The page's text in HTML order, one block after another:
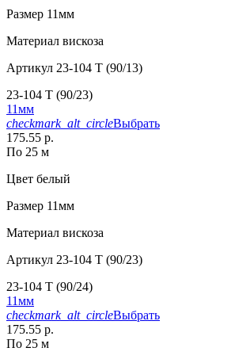
Размер 11мм
Материал вискоза
Артикул 23-104 T (90/13)
23-104 T (90/23)
11мм
checkmark_alt_circleВыбрать
175.55 р.
По 25 м
Цвет белый
Размер 11мм
Материал вискоза
Артикул 23-104 T (90/23)
23-104 T (90/24)
11мм
checkmark_alt_circleВыбрать
175.55 р.
По 25 м